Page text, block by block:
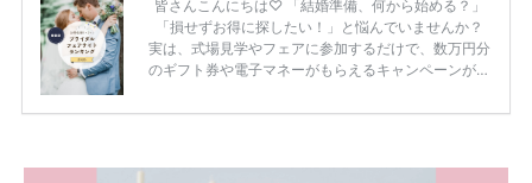
皆さんこんにちは♡ 「結婚準備、何から始める？」
「損せずお得に探したい！」と悩んでいませんか？
実は、式場見学やフェアに参加するだけで、数万円分
のギフト券や電子マネーがもらえるキャンペーンがあ
ため、比較せずに選ぶと損をしてしまうことも……。